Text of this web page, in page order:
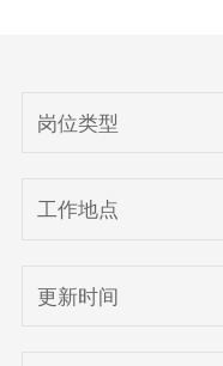
岗位类型
工作地点
更新时间